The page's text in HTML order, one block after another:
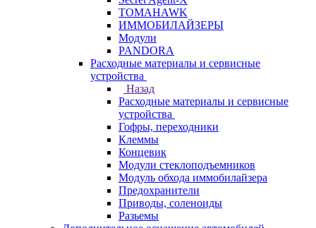
TOMAHAWK
ИММОБИЛАЙЗЕРЫ
Модули
PANDORA
Расходные материалы и сервисные
устройства
Назад
Расходные материалы и сервисные
устройства
Гофры, переходники
Клеммы
Концевик
Модули стеклоподъемников
Модуль обхода иммобилайзера
Предохранители
Приводы, соленоиды
Разьемы